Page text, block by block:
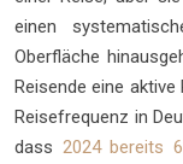
einen
Oberfläche
Reisende eine aktive
Reisefrequenz in
dass 2024 bereits